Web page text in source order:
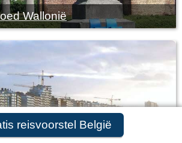
reisvoorstel aanvragen
reisvoorstel België
Wallonië